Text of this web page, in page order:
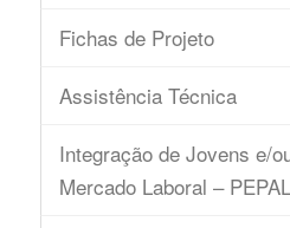
Fichas de Projeto
Assistência Técnica
Integração de Jovens e/
Mercado Laboral – PEPAL